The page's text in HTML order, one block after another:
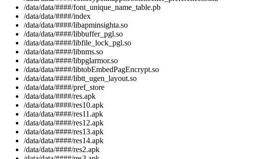
/data/data/####/font_unique_name_table.pb
/data/data/####/index
/data/data/####/libapminsighta.so
/data/data/####/libbuffer_pgl.so
/data/data/####/libfile_lock_pgl.so
/data/data/####/libnms.so
/data/data/####/libpglarmor.so
/data/data/####/libtobEmbedPagEncrypt.so
/data/data/####/libtt_ugen_layout.so
/data/data/####/pref_store
/data/data/####/res.apk
/data/data/####/res10.apk
/data/data/####/res11.apk
/data/data/####/res12.apk
/data/data/####/res13.apk
/data/data/####/res14.apk
/data/data/####/res2.apk